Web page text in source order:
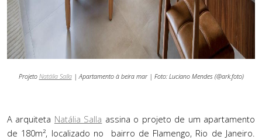
Projeto Natália Salla| Apartamento à beira mar | Foto: Luciano Mendes (@ark.foto)
A arquiteta Natália Salla assina o projeto de um apartamento
de 180m², localizado no bairro de Flamengo, Rio de Janeiro.